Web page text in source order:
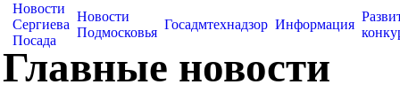
Новости
Сергиева
Посада
Новости
Подмосковья
Госадмтехнадзор Информация
Главные новости